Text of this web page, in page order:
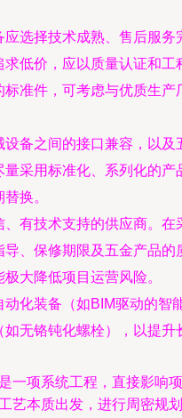
应选择技术成熟、售后服务
低价，应以质量认证和工
准件，可考虑与优质生产
设备之间的接口兼容，以及
采用标准化、系列化的产
换。
、有技术支持的供应商。在
、保修期限及五金产品的
大降低项目运营风险。
动化装备（如BIM驱动的智
无铬钝化螺栓），以提升
一项系统工程，直接影响项
艺本质出发，进行周密规划